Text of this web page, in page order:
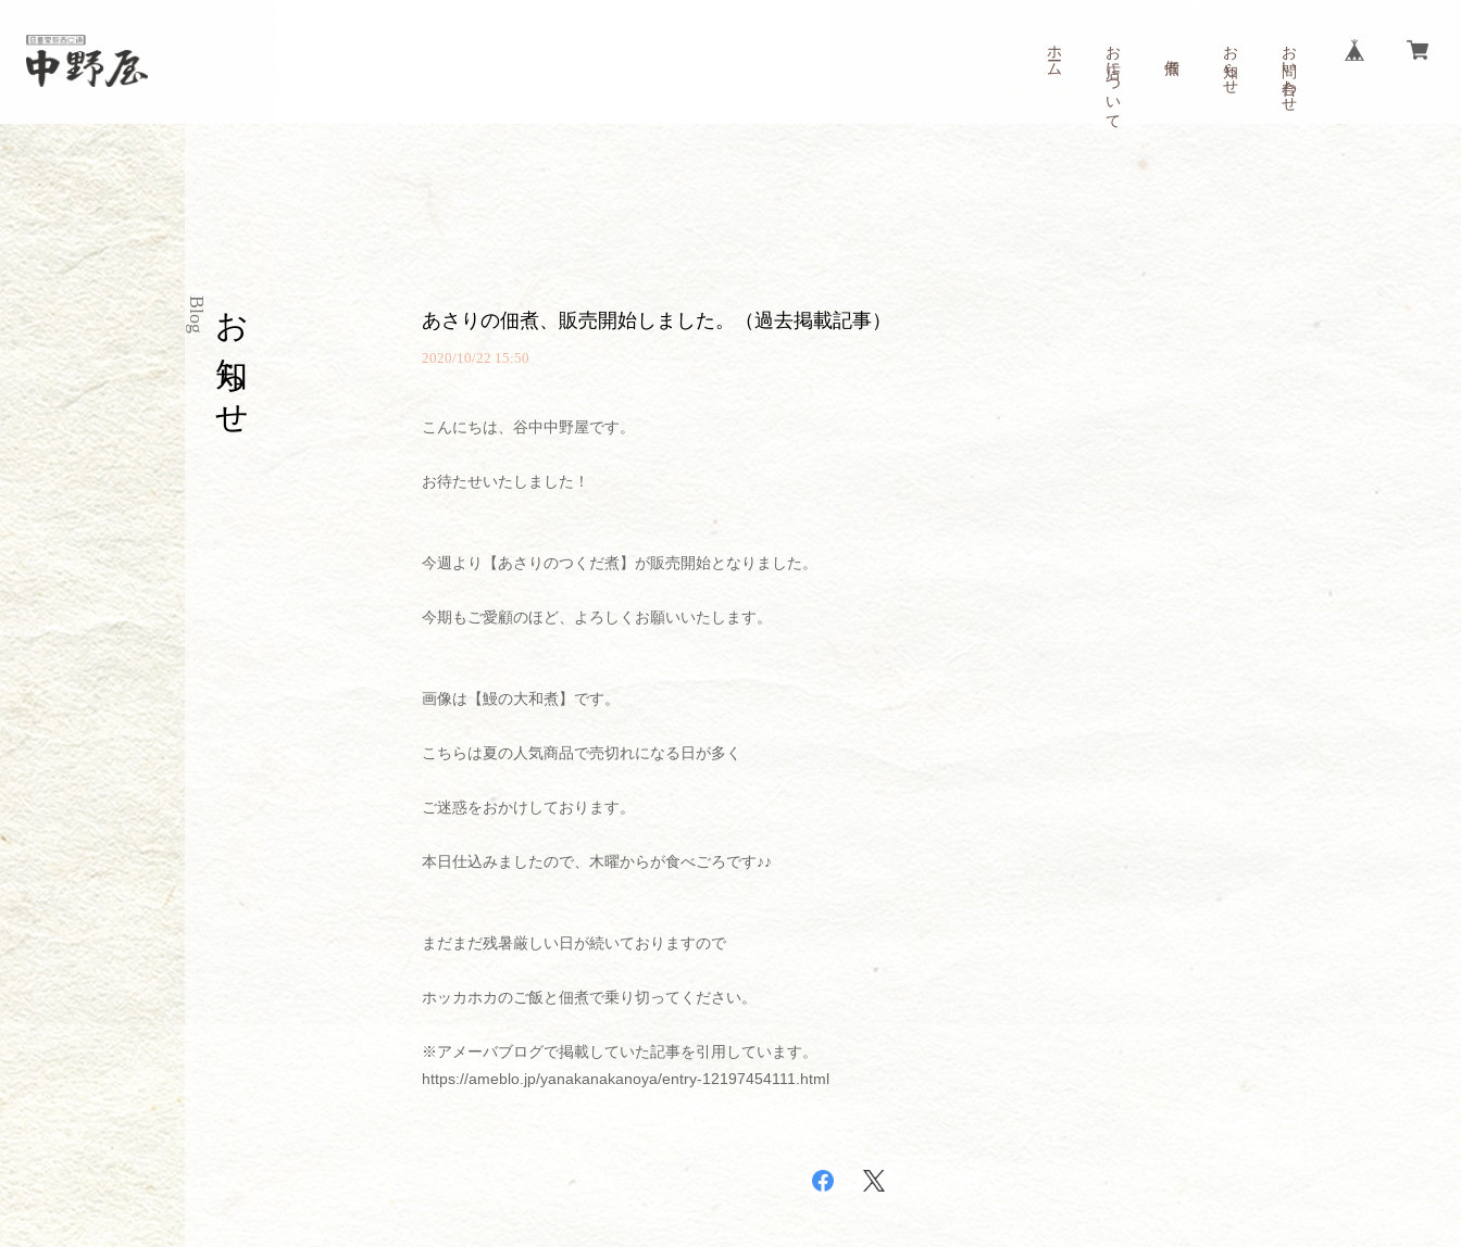
ホーム お店について お知らせ お問い合わせ
お知らせ
Blog あさりの佃煮、販売開始しました。（過去掲載記事）
2020/10/22 15:50
こんにちは、谷中中野屋です。
お待たせいたしました！
今週より【あさりのつくだ煮】が販売開始となりました。
今期もご愛顧のほど、よろしくお願いいたします。
画像は【鰻の大和煮】です。
こちらは夏の人気商品で売切れになる日が多く
ご迷惑をおかけしております。
本日仕込みましたので、木曜からが食べごろです♪♪
まだまだ残暑厳しい日が続いておりますので
ホッカホカのご飯と佃煮で乗り切ってください。
※アメーバブログで掲載していた記事を引用しています。
https://ameblo.jp/yanakanakanoya/entry-12197454111.html